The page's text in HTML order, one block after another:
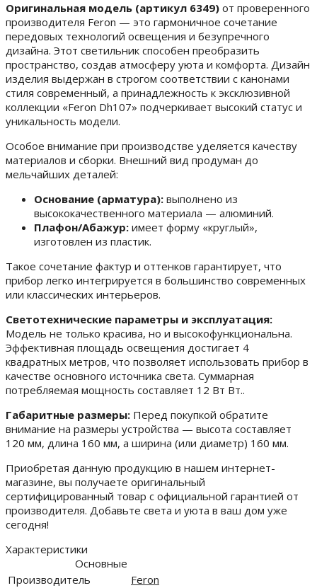
Оригинальная модель (артикул 6349) от проверенного
производителя Feron — это гармоничное сочетание
передовых технологий освещения и безупречного
дизайна. Этот светильник способен преобразить
пространство, создав атмосферу уюта и комфорта. Дизайн
изделия выдержан в строгом соответствии с канонами
стиля современный, а принадлежность к эксклюзивной
коллекции «Feron Dh107» подчеркивает высокий статус и
уникальность модели.
Особое внимание при производстве уделяется качеству
материалов и сборки. Внешний вид продуман до
мельчайших деталей:
Основание (арматура): выполнено из
высококачественного материала — алюминий.
Плафон/Абажур: имеет форму «круглый»,
изготовлен из пластик.
Такое сочетание фактур и оттенков гарантирует, что
прибор легко интегрируется в большинство современных
или классических интерьеров.
Светотехнические параметры и эксплуатация:
Модель не только красива, но и высокофункциональна.
Эффективная площадь освещения достигает 4
квадратных метров, что позволяет использовать прибор в
качестве основного источника света. Суммарная
потребляемая мощность составляет 12 Вт Вт..
Габаритные размеры: Перед покупкой обратите
внимание на размеры устройства — высота составляет
120 мм, длина 160 мм, а ширина (или диаметр) 160 мм.
Приобретая данную продукцию в нашем интернет-
магазине, вы получаете оригинальный
сертифицированный товар с официальной гарантией от
производителя. Добавьте света и уюта в ваш дом уже
сегодня!
Характеристики
Основные
Производитель
Feron